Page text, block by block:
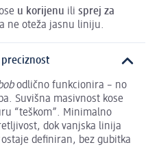
u korijenu ili sprej za
ne oteža jasnu liniju.
odlično funkcionira – no
Suvišna masivnost kose
“teškom”. Minimalno
dok vanjska linija
definiran, bez gubitka